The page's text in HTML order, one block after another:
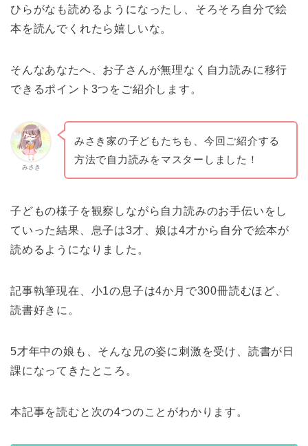
ひらがなも読めるようになったし、そろそろ自分で絵
本を読んでくれたら嬉しいな。
そんなあなたへ、お子さんが無理なく自力読みに移行
できるポイント3つをご紹介します。
みさき
みさき家の子どもたちも、今回ご紹介する
方法で自力読みをマスターしました！
子どもの様子を観察しながら自力読みのお手伝いをし
ていった結果、息子は3才、娘は4才から自分で絵本が
読めるようになりました。
記事執筆現在、小1の息子は4か月で300冊読むほど、
読書好きに。
5才年中の娘も、そんな兄の姿に刺激を受け、読書が日
課になってきたところ。
本記事を読むと次の4つのことがわかります。